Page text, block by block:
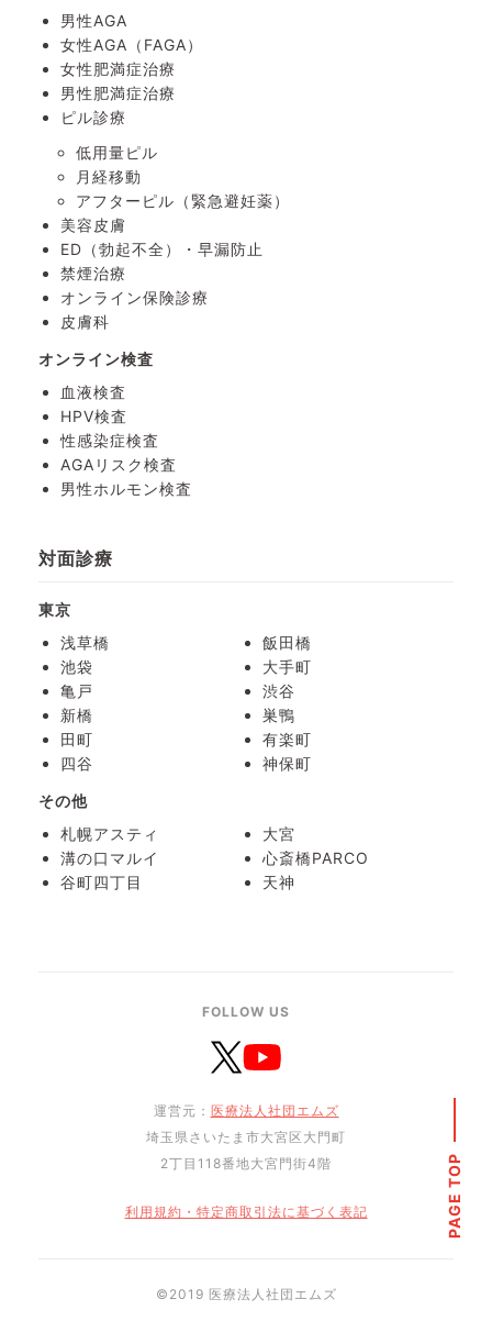
男性AGA
女性AGA（FAGA）
女性肥満症治療
男性肥満症治療
ピル診療
低用量ピル
月経移動
アフターピル （緊急避妊薬）
美容皮膚
ED（勃起不全）・ 早漏防止
禁煙治療
オンライン保険診療
皮膚科
オンライン検査
血液検査
HPV検査
性感染症検査
AGAリスク検査
男性ホルモン検査
対面診療
東京
浅草橋
飯田橋
池袋
大手町
亀戸
渋谷
新橋
巣鴨
田町
有楽町
四谷
神保町
その他
札幌アスティ
大宮
溝の口マルイ
心斎橋PARCO
谷町四丁目
天神
FOLLOW US
運営元： 医療法人社団エムズ
埼玉県さいたま市大宮区大門町
2丁目118番地大宮門街4階
利用規約・特定商取引法に基づく表記
©︎2019 医療法人社団エムズ
PAGE TOP